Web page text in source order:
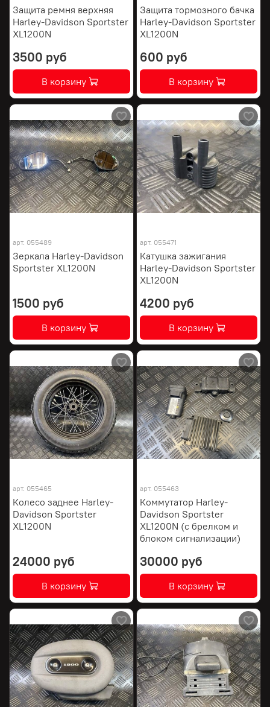
Защита ремня верхняя
Harley-Davidson Sportster
XL1200N
3500 руб
В корзину
Защита тормозного бачка
Harley-Davidson Sportster
XL1200N
600 руб
В корзину
арт. 055489
Зеркала Harley-Davidson
Sportster XL1200N
1500 руб
В корзину
арт. 055471
Катушка зажигания
Harley-Davidson Sportster
XL1200N
4200 руб
В корзину
арт. 055465
Колесо заднее Harley-
Davidson Sportster
XL1200N
24000 руб
В корзину
арт. 055463
Коммутатор Harley-
Davidson Sportster
XL1200N (с брелком и
блоком сигнализации)
30000 руб
В корзину